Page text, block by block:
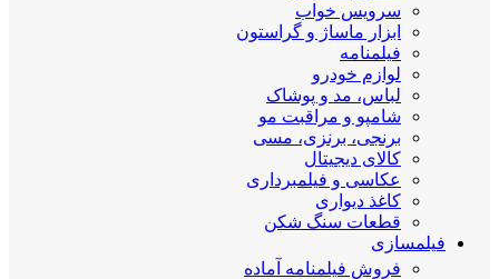
سرویس خواب
ابزار ماساژ و گراستون
فیلمنامه
لوازم خودرو
لباس، مد و پوشاک
شامپو و مراقبت مو
برنجی، برنزی، مسی
کالای دیجیتال
عکاسی و فیلمبرداری
کاغذ دیواری
قطعات سنگ شکن
فیلمسازی
فروش فیلمنامه آماده